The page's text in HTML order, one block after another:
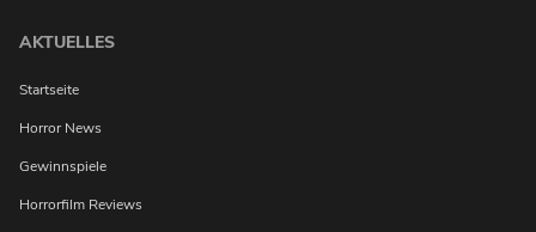
AKTUELLES
Startseite
Horror News
Gewinnspiele
Horrorfilm Reviews